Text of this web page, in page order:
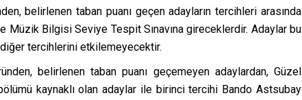
belirlenen taban puanı geçen adayların tercihleri arasında
Müzik Bilgisi Seviye Tespit Sınavına gireceklerdir. Adaylar bu
diğer tercihlerini etkilemeyecektir.
belirlenen taban puanı geçemeyen adaylardan, Güzel
kaynaklı olan adaylar ile birinci tercihi Bando Astsubay